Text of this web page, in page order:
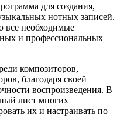
для создания,
нотных записей.
все необходимые
и профессиональных
композиторов,
благодаря своей
воспроизведения. В
лист многих
их и настраивать по